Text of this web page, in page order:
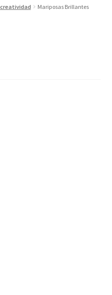
Mariposas Brillantes